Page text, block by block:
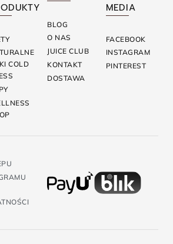
COLD
BLOG
O NAS
JUICE CLUB
KONTAKT
DOSTAWA
MEDIA
FACEBOOK
INSTAGRAM
PINTEREST